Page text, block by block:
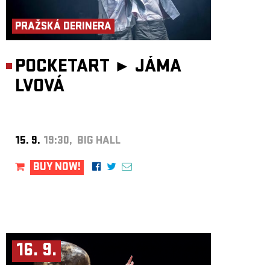
PRAŽSKÁ DERINERA
POCKETART ► JÁMA
LVOVÁ
15. 9. 19:30, BIG HALL
BUY NOW!
16. 9.